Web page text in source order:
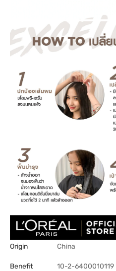
Origin China
Benefit 10-2-6400010119